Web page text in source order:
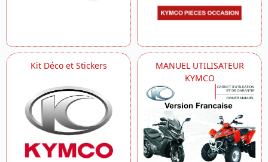
Kit Déco et Stickers
MANUEL UTILISATEUR
KYMCO